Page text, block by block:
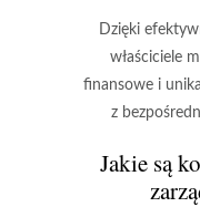
Dzięki
właściciele
finansowe i
z
Jakie są